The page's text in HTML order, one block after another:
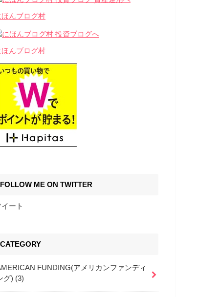
ほんブログ村
ほんブログ村
FOLLOW ME ON TWITTER
ート
CATEGORY
FUNDING(アメリカンファンディ
グ) (3)